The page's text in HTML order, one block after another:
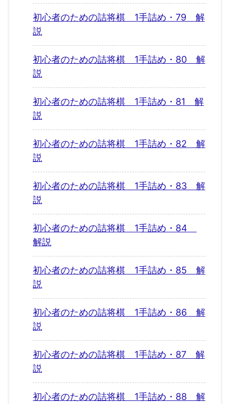
初心者のための詰将棋 1手詰め・79 解
説
初心者のための詰将棋 1手詰め・80 解
説
初心者のための詰将棋 1手詰め・81 解
説
初心者のための詰将棋 1手詰め・82 解
説
初心者のための詰将棋 1手詰め・83 解
説
初心者のための詰将棋 1手詰め・84
解説
初心者のための詰将棋 1手詰め・85 解
説
初心者のための詰将棋 1手詰め・86 解
説
初心者のための詰将棋 1手詰め・87 解
説
初心者のための詰将棋 1手詰め・88 解